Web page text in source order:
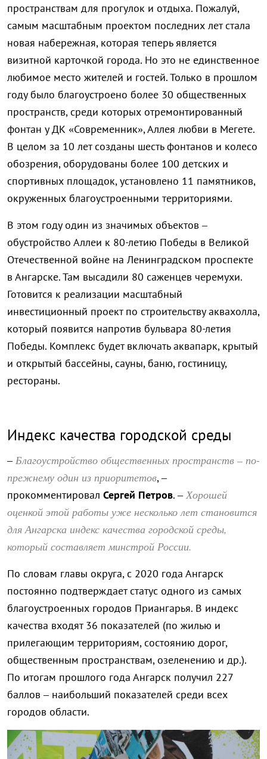
пространствам для прогулок и отдыха. Пожалуй,
самым масштабным проектом последних лет стала
новая набережная, которая теперь является
визитной карточкой города. Но это не единственное
любимое место жителей и гостей. Только в прошлом
году было благоустроено более 30 общественных
пространств, среди которых отремонтированный
фонтан у ДК «Современник», Аллея любви в Мегете.
В целом за 10 лет созданы шесть фонтанов и колесо
обозрения, оборудованы более 100 детских и
спортивных площадок, установлено 11 памятников,
окруженных благоустроенными территориями.
В этом году один из значимых объектов –
обустройство Аллеи к 80-летию Победы в Великой
Отечественной войне на Ленинградском проспекте
в Ангарске. Там высадили 80 саженцев черемухи.
Готовится к реализации масштабный
инвестиционный проект по строительству аквахолла,
который появится напротив бульвара 80-летия
Победы. Комплекс будет включать аквапарк, крытый
и открытый бассейны, сауны, баню, гостиницу,
рестораны.
Индекс качества городской среды
–Благоустройство общественных пространств – по-
прежнему один из приоритетов, –
прокомментировал Сергей Петров. –Хорошей
оценкой этой работы уже несколько лет становится
для Ангарска индекс качества городской среды,
который составляет минстрой России.
По словам главы округа, с 2020 года Ангарск
постоянно подтверждает статус одного из самых
благоустроенных городов Приангарья. В индекс
качества входят 36 показателей (по жилью и
прилегающим территориям, состоянию дорог,
общественным пространствам, озеленению и др.).
По итогам прошлого года Ангарск получил 227
баллов – наибольший показателей среди всех
городов области.